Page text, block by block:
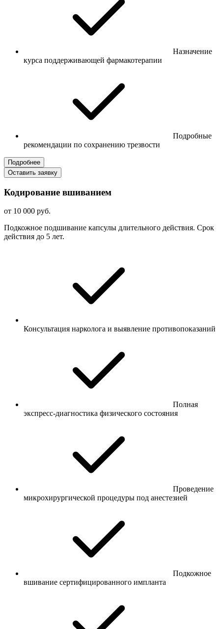
Назначение
курса поддерживающей фармакотерапии
Подробные
рекомендации по сохранению трезвости
Подробнее
Оставить заявку
Кодирование вшиванием
от 10 000 руб.
Подкожное подшивание капсулы длительного действия. Срок
действия до 5 лет.
Консультация нарколога и выявление противопоказаний
Полная
экспресс-диагностика физического состояния
Проведение
микрохирургической процедуры под анестезией
Подкожное
вшивание сертифицированного импланта